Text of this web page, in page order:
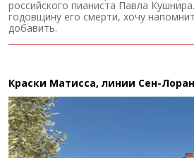
российского пианиста Павла
годовщину его смерти, хочу
добавить.
Краски Матисса, линии Сен-